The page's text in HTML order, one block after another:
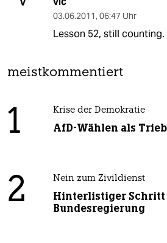
03.06.2011, 06:47 Uhr
Lesson 52, still counting.
meistkommentiert
1 Krise der Demokratie
AfD-Wählen als
2 Nein zum Zivildienst
Hinterlistiger Schritt
Bundesregierung